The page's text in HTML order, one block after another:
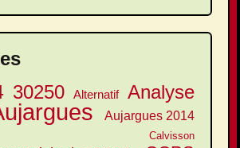
30250 Alternatif Analyse
Aujargues 2014
Calvisson